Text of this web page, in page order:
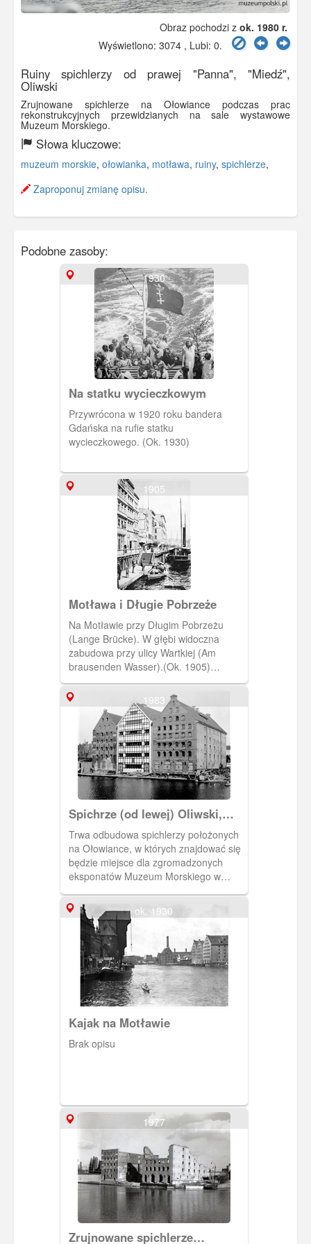
Obraz pochodzi z ok. 1980 r.
Wyświetlono: 3074 , Lubi: 0.
Ruiny spichlerzy od prawej "Panna", "Miedź",
Oliwski
Zrujnowane spichlerze na Ołowiance podczas prac
rekonstrukcyjnych przewidzianych na sale wystawowe
Muzeum Morskiego.
Słowa kluczowe:
muzeum morskie, ołowianka, motława, ruiny, spichlerze,
Zaproponuj zmianę opisu.
Podobne zasoby:
1930
Na statku wycieczkowym
Przywrócona w 1920 roku bandera
Gdańska na rufie statku
wycieczkowego. (Ok. 1930)
1905
Motława i Długie Pobrzeże
Na Motławie przy Długim Pobrzeżu
(Lange Brücke). W głębi widoczna
zabudowa przy ulicy Wartkiej (Am
brausenden Wasser).(Ok. 1905)
[IDX:1600,1375]
1983
Spichrze (od lewej) Oliwski,
Miedź i Panna
Trwa odbudowa spichlerzy położonych
na Ołowiance, w których znajdować się
będzie miejsce dla zgromadzonych
eksponatów Muzeum Morskiego w
nabrzeżu s/s Sołdek, pierwszy statek
zbudowany w gdańskiej stoczni po
wojnie.
ok. 1930
Kajak na Motławie
Brak opisu
1977
Zrujnowane spichlerze